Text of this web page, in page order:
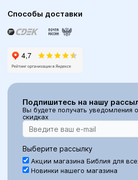
Способы доставки
Подпишитесь на нашу
Вы будете получать уведомления
скидках
Выберите рассылку
Акции магазина Библия для
Новинки нашего магазина